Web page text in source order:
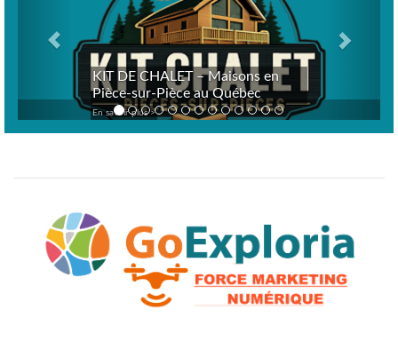
KIT DE CHALET – Maisons en
Pièce-sur-Pièce au Québec
En savoir plus >